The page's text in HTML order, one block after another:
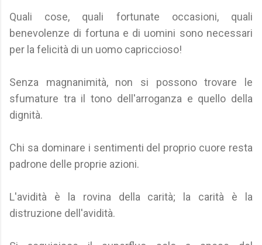
Quali cose, quali fortunate occasioni, quali
benevolenze di fortuna e di uomini sono necessari
per la felicità di un uomo capriccioso!
Senza magnanimità, non si possono trovare le
sfumature tra il tono dell'arroganza e quello della
dignità.
Chi sa dominare i sentimenti del proprio cuore resta
padrone delle proprie azioni.
L'avidità è la rovina della carità; la carità è la
distruzione dell'avidità.